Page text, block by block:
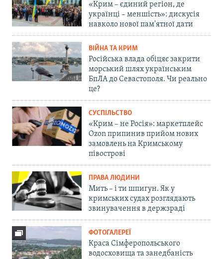
«Крим – єдиний регіон, де
українці – меншість»: дискусія
навколо нової пам'ятної дати
ВІЙНА ТА КРИМ
Російська влада обіцяє закрити
морський шлях українським
БпЛА до Севастополя. Чи реально
це?
СУСПІЛЬСТВО
«Крим – не Росія»: маркетплейс
Ozon припинив прийом нових
замовлень на Кримському
півострові
ПРАВА ЛЮДИНИ
Мить – і ти шпигун. Як у
кримських судах розглядають
звинувачення в держзраді
ФОТОГАЛЕРЕЇ
Краса Сімферопольського
водосховища та занедбаність